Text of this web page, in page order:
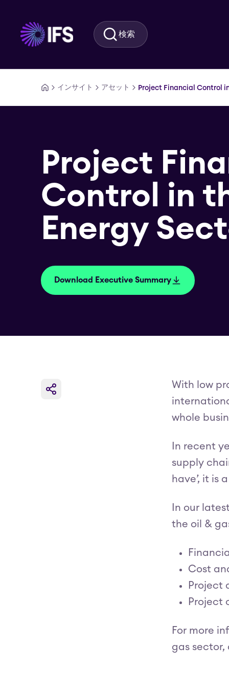
検索
インサイト アセット Project Financial Control
Project
Control in
Energy
Download Executive Summary
With low
whole
In recent
supply
have’, it is
In our
the oil &
Cost
Project
Project
For more
gas sector,